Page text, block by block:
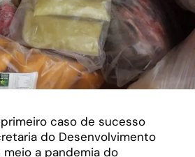
caso de sucesso
do Desenvolvimento
meio a pandemia do